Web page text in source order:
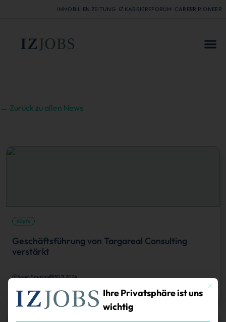
IMMOBILIEN ZEITUNG IZ KARRIEREFORUM CAREER PIONEER
← Zurück zu allen News
Köpfe
Geschäftsführung von Targareal Consulting
verstärkt
Sonja Smalian 30.11.2024
Zum Artikel
Mit
Ihre Privatsphäre ist uns
wichtig